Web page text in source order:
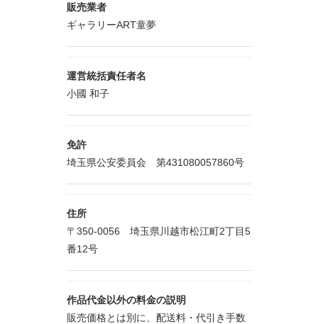
販売業者
ギャラリーART童夢
運営統括責任者名
小國 和子
免許
埼玉県公安委員会 第431080057860号
住所
〒350-0056 埼玉県川越市松江町2丁目5
番12号
作品代金以外の料金の説明
販売価格とは別に、配送料・代引き手数